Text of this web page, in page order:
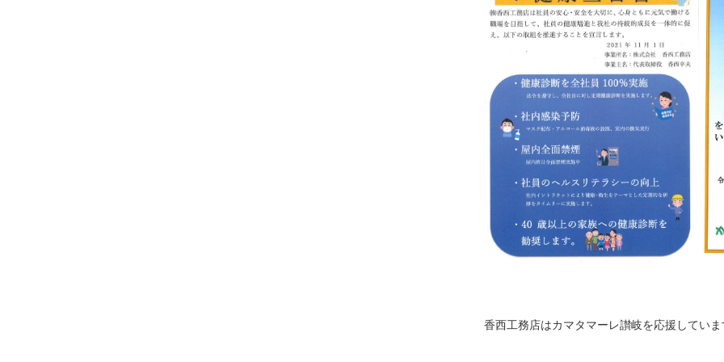
香西工務店はカマタマーレ讃岐を応援していま